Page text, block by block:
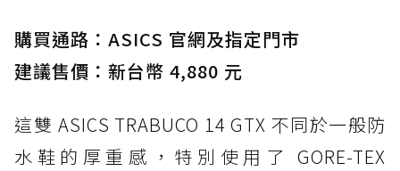
購買通路：ASICS 官網及指定門市
建議售價：新台幣 4,880 元
這雙 ASICS TRABUCO 14 GTX 不同於一般防
水鞋的厚重感，特別使用了 GORE-TEX